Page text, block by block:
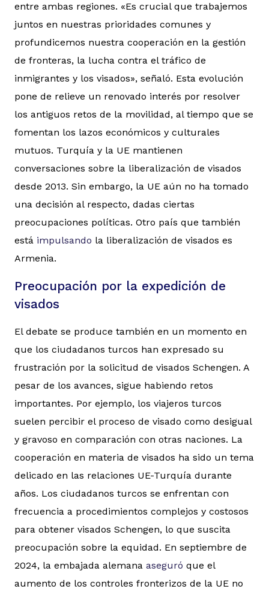
entre ambas regiones. «Es crucial que trabajemos
juntos en nuestras prioridades comunes y
profundicemos nuestra cooperación en la gestión
de fronteras, la lucha contra el tráfico de
inmigrantes y los visados», señaló. Esta evolución
pone de relieve un renovado interés por resolver
los antiguos retos de la movilidad, al tiempo que se
fomentan los lazos económicos y culturales
mutuos. Turquía y la UE mantienen
conversaciones sobre la liberalización de visados
desde 2013. Sin embargo, la UE aún no ha tomado
una decisión al respecto, dadas ciertas
preocupaciones políticas. Otro país que también
está impulsando la liberalización de visados es
Armenia.
Preocupación por la expedición de
visados
El debate se produce también en un momento en
que los ciudadanos turcos han expresado su
frustración por la solicitud de visados Schengen. A
pesar de los avances, sigue habiendo retos
importantes. Por ejemplo, los viajeros turcos
suelen percibir el proceso de visado como desigual
y gravoso en comparación con otras naciones. La
cooperación en materia de visados ha sido un tema
delicado en las relaciones UE-Turquía durante
años. Los ciudadanos turcos se enfrentan con
frecuencia a procedimientos complejos y costosos
para obtener visados Schengen, lo que suscita
preocupación sobre la equidad. En septiembre de
2024, la embajada alemana aseguró que el
aumento de los controles fronterizos de la UE no